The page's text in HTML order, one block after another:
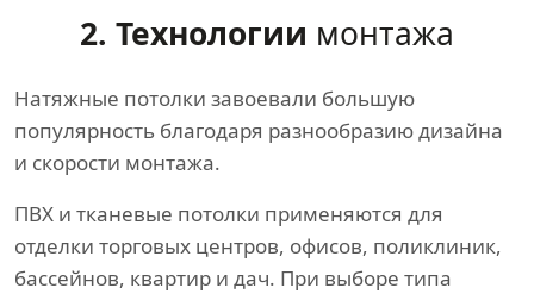
2. Технологии монтажа
Натяжные потолки завоевали большую
популярность благодаря разнообразию дизайна
и скорости монтажа.
ПВХ и тканевые потолки применяются для
отделки торговых центров, офисов, поликлиник,
бассейнов, квартир и дач. При выборе типа